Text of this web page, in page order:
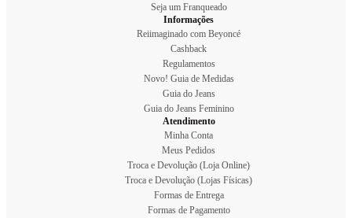
Seja um Franqueado
Informações
Reiimaginado com Beyoncé
Cashback
Regulamentos
Novo! Guia de Medidas
Guia do Jeans
Guia do Jeans Feminino
Atendimento
Minha Conta
Meus Pedidos
Troca e Devolução (Loja Online)
Troca e Devolução (Lojas Físicas)
Formas de Entrega
Formas de Pagamento